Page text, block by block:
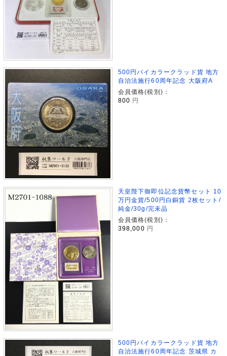
500円バイカラークラッド貨 地方
自治法施行60周年記念 大阪府A
会員価格(税別)：
800 円
天皇陛下御即位記念貨幣セット 10
万円金貨/500円白銅貨 2枚セット/
純金/30g/完未品
会員価格(税別)：
398,000 円
500円バイカラークラッド貨 地方
自治法施行60周年記念 茨城県 カ